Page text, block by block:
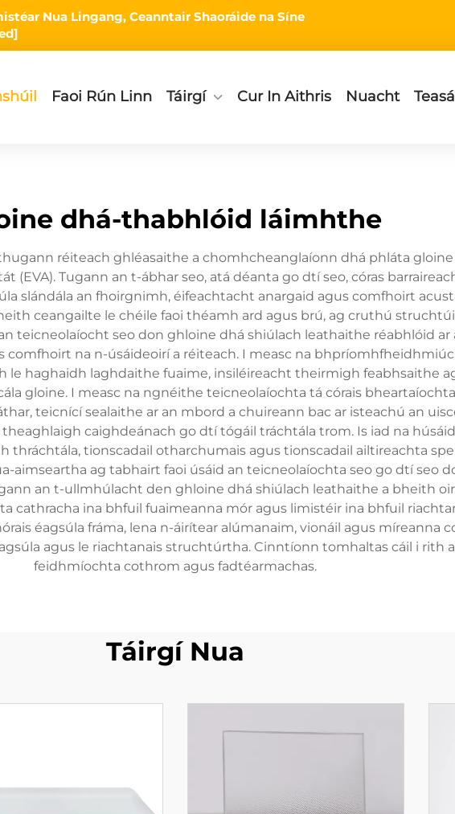
Nua Lingang, Ceanntair Shaoráide na Síne
Faoi Rún Linn Táirgí Cur In Aithris Nuacht
dhá-thabhlóid láimhthe
réiteach ghléasaithe a chomhcheanglaíonn dhá phláta
(EVA). Tugann an t-ábhar seo, atá déanta go dtí seo, córas
slándála an fhoirgnimh, éifeachtacht anargaid agus comfhoirt
ceangailte le chéile faoi théamh ard agus brú, ag cruthú
teicneolaíocht seo don ghloine dhá shiúlach leathaithe réabhlóid
comfhoirt na n-úsáideoirí a réiteach. I measc na
haghaidh laghdaithe fuaime, insiléireacht theirmigh feabhsaithe
gloine. I measc na ngnéithe teicneolaíochta tá córais
teicnící sealaithe ar an mbord a chuireann bac ar isteachú an
caighdeánach go dtí tógáil tráchtála trom. Is iad na
thráchtála, tionscadail otharchumais agus tionscadail ailtireachta
aimseartha ag tabhairt faoi úsáid an teicneolaíochta seo go dtí seo
an t-ullmhúlacht den ghloine dhá shiúlach leathaithe a bheith
cathracha ina bhfuil fuaimeanna mór agus limistéir ina bhfuil
éagsúla fráma, lena n-áirítear alúmanaim, vionáil agus míreanna
agus le riachtanais struchtúrtha. Cinntíonn tomhaltas cáil i rith
feidhmíochta cothrom agus fadtéarmachas.
Táirgí Nua